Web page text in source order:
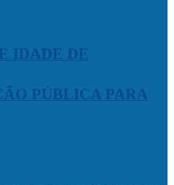
IDADE DE
PÚBLICA PARA